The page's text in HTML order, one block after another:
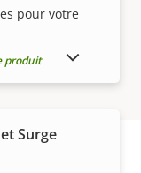
pour votre
produit
Surge